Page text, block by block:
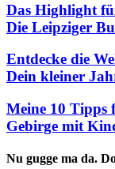
Das Highlight
Die Leipziger
Entdecke die
Dein kleiner
Meine 10 Tipps
Gebirge mit
Nu gugge ma da.